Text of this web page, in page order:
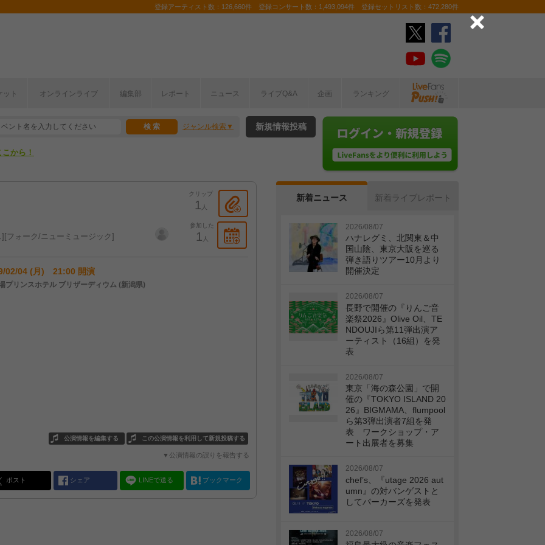
登録アーティスト数：126,660件 登録コンサート数：1,493,094件 登録セットリスト数：472,280件
ット オンラインライブ 編集部 レポート ニュース ライブQ&A 企画 ランキング
ジャンル検索
半期編発表！
から！
新規情報投稿
クリップ
1 人
参加した
1 人
フォーク/ニューミュージック
02/04 (月) 21:00 開演
プリンスホテル ブリザーディウム (新潟県)
この公演情報を利用して新規投稿する
公演情報を編集する
▼公演情報の誤りを報告する
ポスト シェア LINEで送る ブックマーク
新着ニュース 新着ライブレポート
2026/08/07
ハナレグミ、北関東＆中
国山陰、東京大阪を巡る
弾き語りツアー10月より
開催決定
2026/08/07
長野で開催の『りんご音
楽祭2026』Olive Oil、TE
NDOUJIら第11弾出演ア
ーティスト（16組）を発
表
2026/08/07
東京「海の森公園」で開
催の『TOKYO ISLAND 20
26』BIGMAMA、flumpool
ら第3弾出演者7組を発
表 ワークショップ・ア
ート出展者を募集
2026/08/07
chef’s、『utage 2026 aut
umn』の対バンゲストと
してパーカーズを発表
2026/08/07